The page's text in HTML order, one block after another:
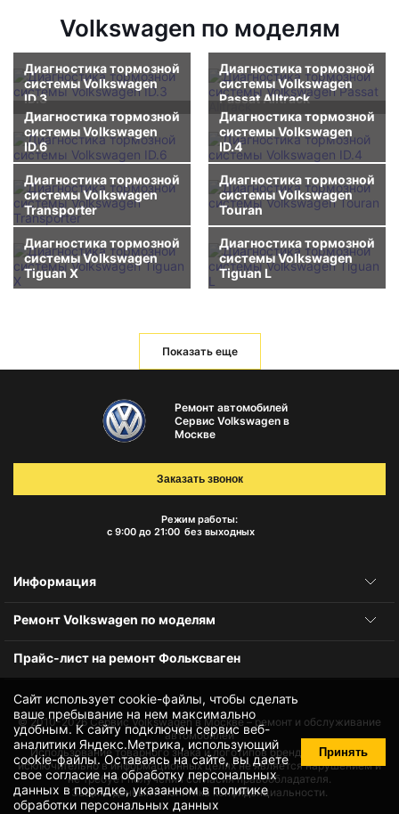
Volkswagen по моделям
Диагностика тормозной
системы Volkswagen
ID.3
Диагностика тормозной
системы Volkswagen
Passat Alltrack
Диагностика тормозной
системы Volkswagen
ID.6
Диагностика тормозной
системы Volkswagen
ID.4
Диагностика тормозной
системы Volkswagen
Transporter
Диагностика тормозной
системы Volkswagen
Touran
Диагностика тормозной
системы Volkswagen
Tiguan X
Диагностика тормозной
системы Volkswagen
Tiguan L
Показать еще
Сайт использует cookie-файлы, чтобы сделать
ваше пребывание на нем максимально
удобным. К cайту подключен сервис веб-
аналитики Яндекс.Метрика, использующий
cookie-файлы. Оставаясь на сайте, вы даете
своесогласие на обработку персональных
данных в порядке, указанном в политике
обработки персональных данных
Принять
Ремонт автомобилей
Сервис Volkswagen в
Москве
Режим работы:
с 9:00 до 21:00 без выходных
Заказать звонок
Информация
Ремонт Volkswagen по моделям
Прайс-лист на ремонт Фольксваген
© 2010-2026Сервис Volkswagen в Москве – ремонт и обслуживание
автомобилей
Использование товарного знака и логотипов бренда происходит
исключительно в информационных целях не является нарушением и
не требует получения согласия правообладателя.
Защита данных и политика конфиденциальности.